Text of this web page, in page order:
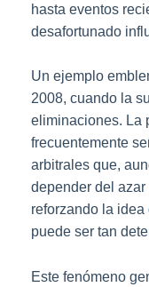
hasta eventos
desafortunado
Un ejemplo
2008, cuando la
eliminaciones. La
frecuentemente
arbitrales que,
depender del
reforzando la idea
puede ser tan
Este fenómeno